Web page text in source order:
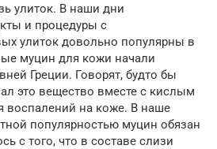
улиток. В наши дни
и процедуры с
улиток довольно популярны в
муцин для кожи начали
Греции. Говорят, будто бы
это вещество вместе с кислым
воспалений на коже. В наше
популярностью муцин обязан
с того, что в составе слизи